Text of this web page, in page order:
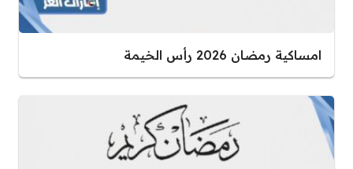
امساكية رمضان 2026 رأس الخيمة